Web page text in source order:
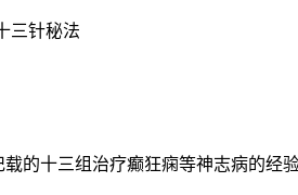
三针秘法
的‌十三组治疗癫狂痫等神志病的